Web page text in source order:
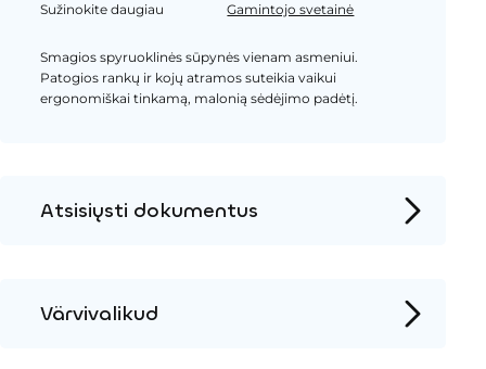
Sužinokite daugiau
Gamintojo svetainė
Smagios spyruoklinės sūpynės vienam asmeniui.
Patogios rankų ir kojų atramos suteikia vaikui
ergonomiškai tinkamą, malonią sėdėjimo padėtį.
Atsisiųsti dokumentus
Värvivalikud